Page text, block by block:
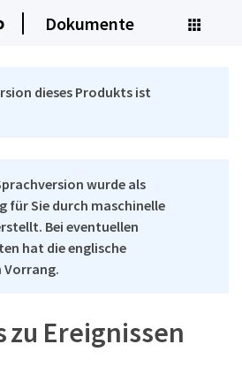
Dokumente
dieses Produkts ist
wurde als
für Sie durch maschinelle
Bei eventuellen
hat die englische
Vorrang.
zu Ereignissen